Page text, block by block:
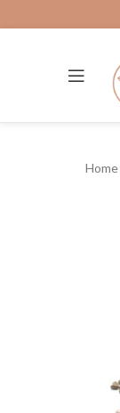
Home